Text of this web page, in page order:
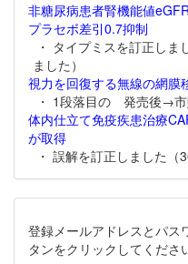
非糖尿病患者腎機能値
プラセボ差引0.7抑制
・ タイプミスを訂正し
ました）
視力を回復する無線の網膜
・ 1段落目の 発売後→
体内仕立て免疫疾患治療
が取得
・ 誤解を訂正しました（
登録メールアドレスとパス
タンをクリックしてくださ